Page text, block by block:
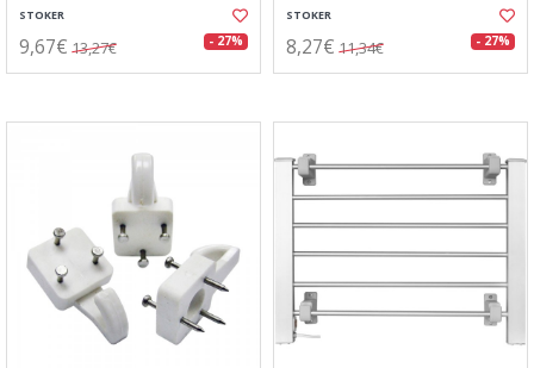
STOKER
9,67€ 13,27€ - 27%
STOKER
8,27€ 11,34€ - 27%